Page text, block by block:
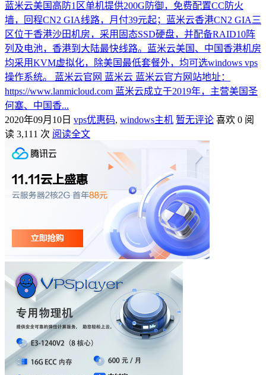
蓝米云美国高防1区单机提供200G防御，免费配置CC防火
墙，回程CN2 GIA线路，月付39元起；蓝米云香港CN2 GIA三
区位于香港沙田机房，采用固态SSD硬盘，并配备RAID10阵
列及电池，香港到大陆最快线路。蓝米云美国、中国香港机房
均采用KVM虚拟化，除美国最低套餐外，均可选windows vps
操作系统。 蓝米云官网 蓝米云 蓝米云官方网站地址：
https://www.lanmicloud.com 蓝米云成立于2019年，主营美国圣
何塞、中国香...
2020年09月10日 vps优惠码, windows主机 暂无评论 喜欢 0 阅
读 3,111 次 阅读全文